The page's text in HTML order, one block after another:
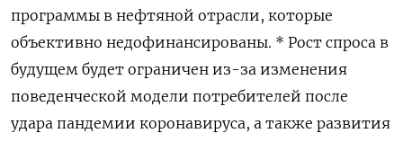
программы в нефтяной отрасли, которые
объективно недофинансированы. * Рост спроса в
будущем будет ограничен из-за изменения
поведенческой модели потребителей после
удара пандемии коронавируса, а также развития